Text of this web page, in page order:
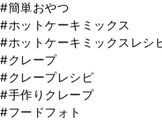
#簡単おやつ
#ホットケーキミックス
#ホットケーキミックスレシ
#クレープ
#クレープレシピ
#手作りクレープ
#フードフォト